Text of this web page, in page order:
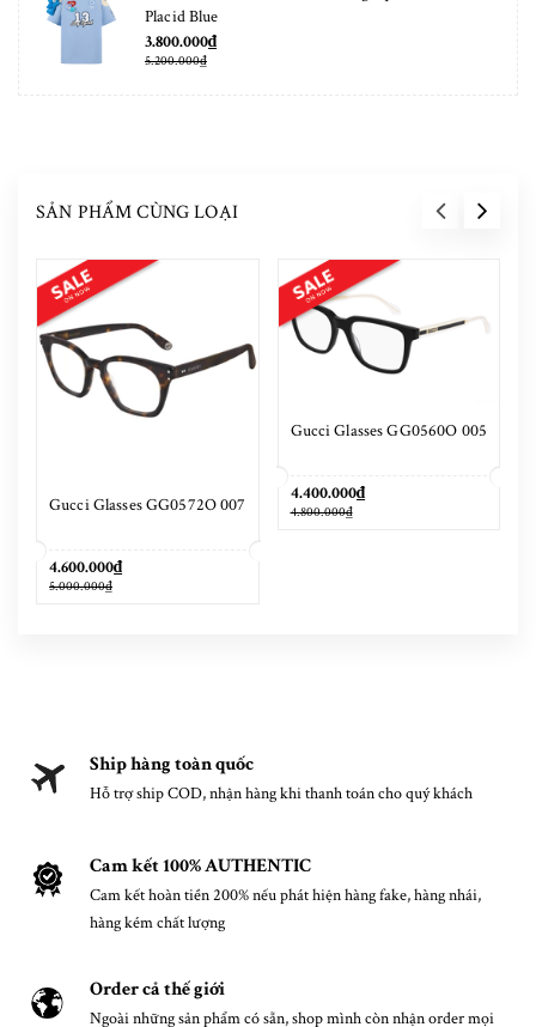
Placid Blue
3.800.000₫
5.200.000₫
SẢN PHẨM CÙNG LOẠI
Gucci Glasses GG0572O 007
4.600.000₫
5.000.000₫
Gucci Glasses GG0560O 005
4.400.000₫
4.800.000₫
Ship hàng toàn quốc
Hỗ trợ ship COD, nhận hàng khi thanh toán cho quý khách
Cam kết 100% AUTHENTIC
Cam kết hoàn tiền 200% nếu phát hiện hàng fake, hàng nhái,
hàng kém chất lượng
Order cả thế giới
Ngoài những sản phẩm có sẵn, shop mình còn nhận order mọi